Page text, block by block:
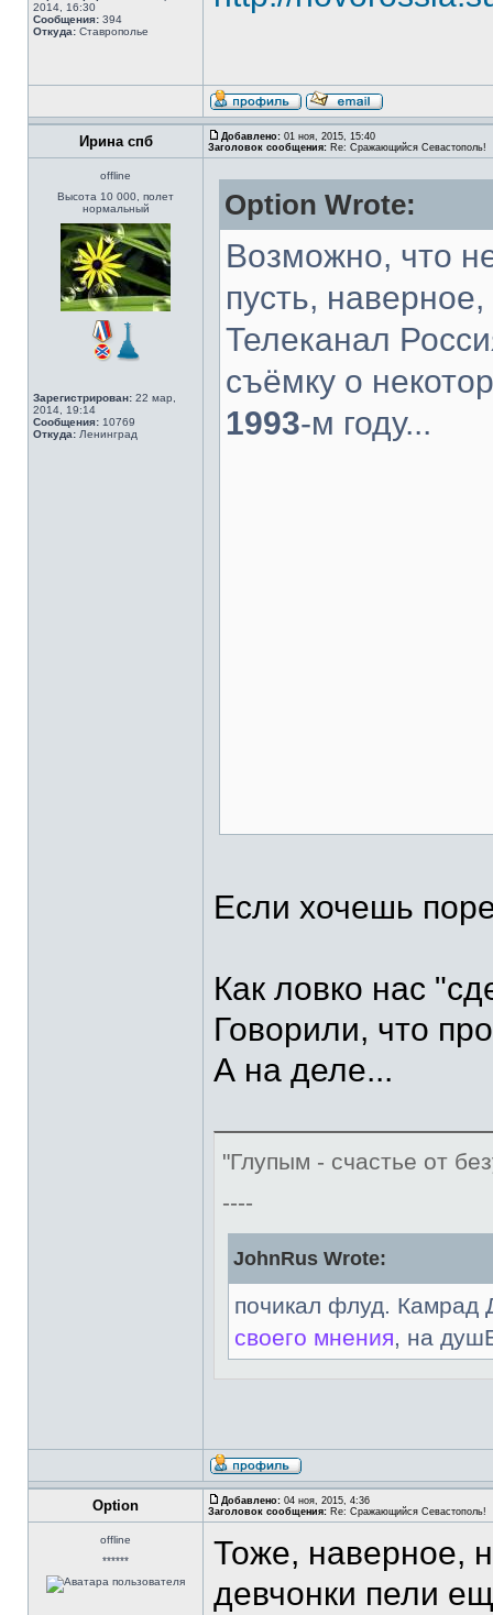
2014, 16:30
Сообщения: 394
Откуда: Ставрополье
Ирина спб Добавлено: 01 ноя, 2015, 15:40
Заголовок сообщения: Re: Сражающийся Севастополь!
offline
Высота 10 000, полет
нормальный
Зарегистрирован: 22 мар,
2014, 19:14
Сообщения: 10769
Откуда: Ленинград
Option Wrote:
Возможно, что
пусть,
Телеканал
съёмку о
1993-м году...
Если хочешь
Как ловко нас
Говорили, что
А на деле...
"Глупым - счастье от
----
JohnRus Wrote:
почикал флуд. Камрад
своего мнения, на
Option Добавлено: 04 ноя, 2015, 4:36
Заголовок сообщения: Re: Сражающийся Севастополь!
offline
******
Тоже, наверное,
девчонки пели